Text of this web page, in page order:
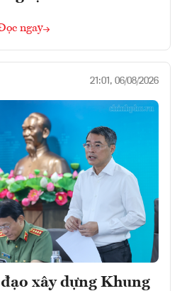
ngay
21:01, 06/08/2026
xây dựng Khung